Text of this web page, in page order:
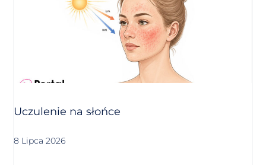
Uczulenie na słońce
8 Lipca 2026